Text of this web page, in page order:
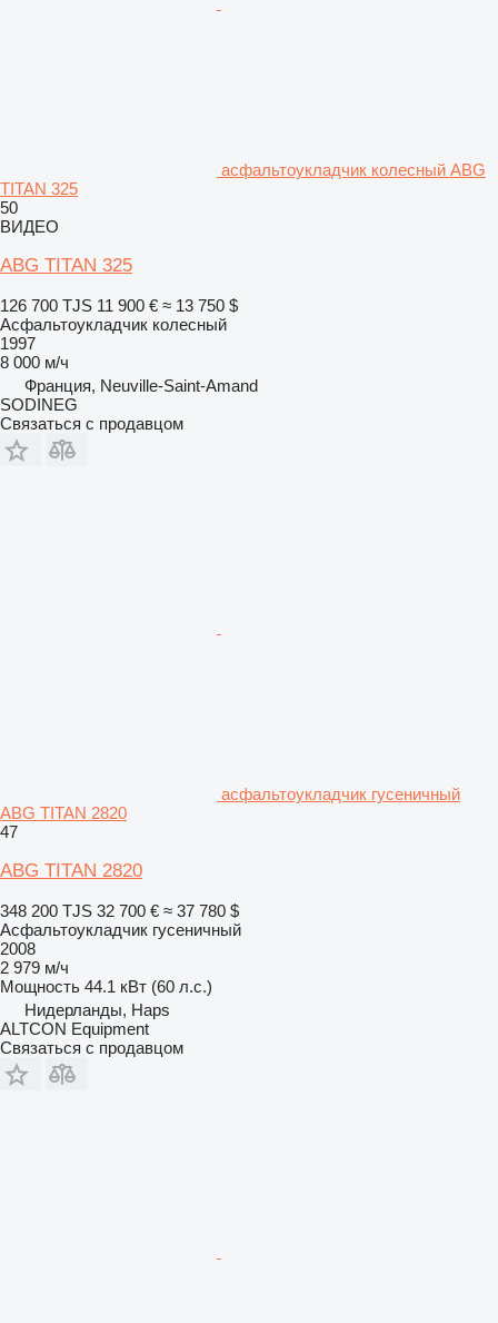
асфальтоукладчик колесный ABG
TITAN 325
50
ВИДЕО
ABG TITAN 325
126 700 TJS 11 900 € ≈ 13 750 $
Асфальтоукладчик колесный
1997
8 000 м/ч
Франция, Neuville-Saint-Amand
SODINEG
Связаться с продавцом
асфальтоукладчик гусеничный
ABG TITAN 2820
47
ABG TITAN 2820
348 200 TJS 32 700 € ≈ 37 780 $
Асфальтоукладчик гусеничный
2008
2 979 м/ч
Мощность 44.1 кВт (60 л.с.)
Нидерланды, Haps
ALTCON Equipment
Связаться с продавцом